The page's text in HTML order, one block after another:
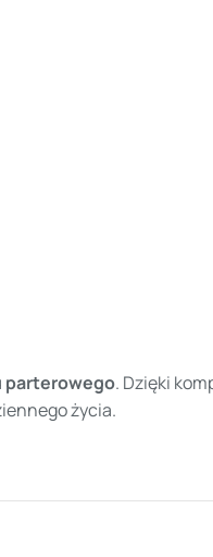
parterowego. Dzięki
życia.